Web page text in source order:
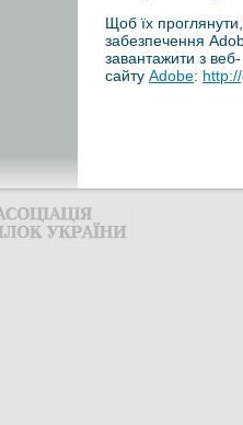
Щоб їх
забезпечення
завантажити з веб-
сайту Adobe: